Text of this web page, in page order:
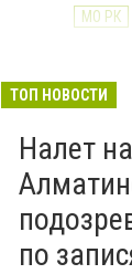
МО РК
Вчера
ТОП НОВОСТИ
Налет
по